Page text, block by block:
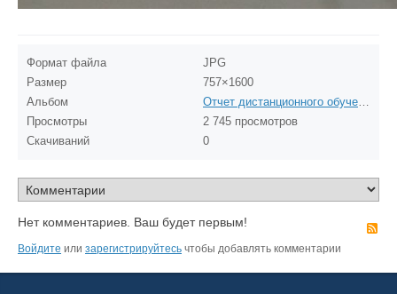
Формат файла
JPG
Размер
757×1600
Альбом
Отчет дистанционного обучения.
Просмотры
2 745 просмотров
Скачиваний
0
Нет комментариев. Ваш будет первым!
Войдите или зарегистрируйтесь чтобы добавлять комментарии